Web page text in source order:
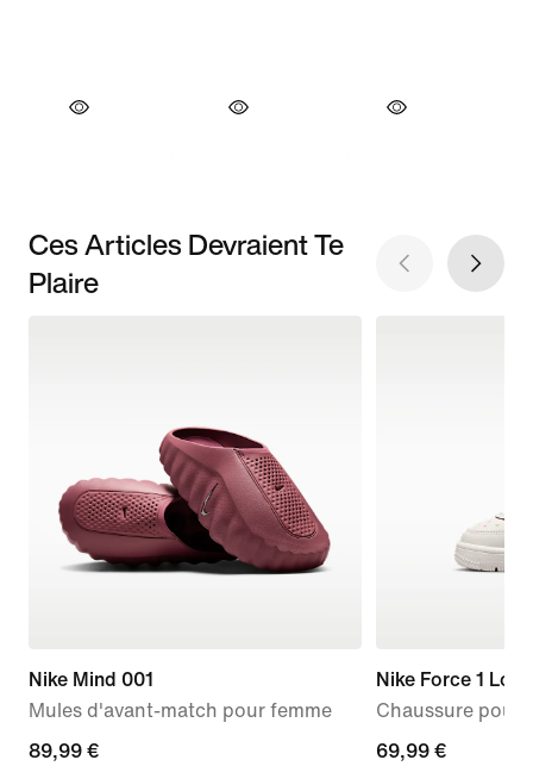
Ces Articles Devraient Te
Plaire
Nike Mind 001
Mules d'avant-match pour femme
89,99 €
89,99 €
Nike Force 1 Low
Chaussure pour
69,99 €
69,99 €